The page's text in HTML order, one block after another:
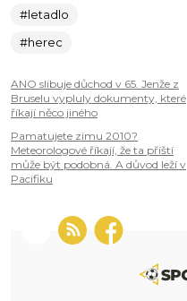
#letadlo
#herec
ANO slibuje důchod v 65. Jenže z
Bruselu vypluly dokumenty, které
říkají něco jiného
Pamatujete zimu 2010?
Meteorologové říkají, že ta příští
může být podobná. A důvod leží v
Pacifiku